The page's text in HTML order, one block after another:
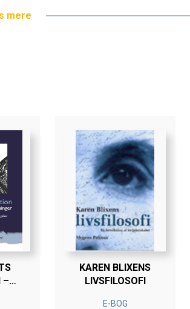
sted, de givne omgivelser, de givne
mere
–
KAREN BLIXENS
LIVSFILOSOFI
E-BOG